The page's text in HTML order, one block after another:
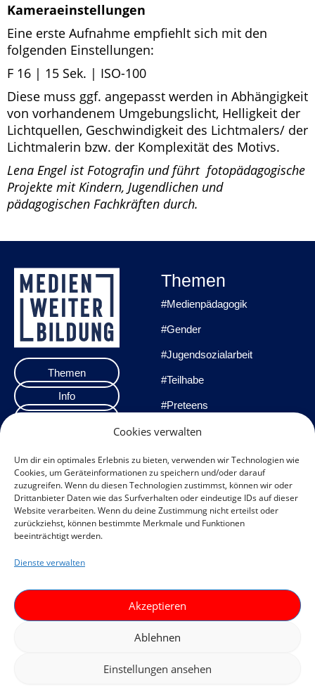
Cookies verwalten
Um dir ein optimales Erlebnis zu bieten, verwenden wir Technologien wie
Cookies, um Geräteinformationen zu speichern und/oder darauf
zuzugreifen. Wenn du diesen Technologien zustimmst, können wir oder
Drittanbieter Daten wie das Surfverhalten oder eindeutige IDs auf dieser
Website verarbeiten. Wenn du deine Zustimmung nicht erteilst oder
zurückziehst, können bestimmte Merkmale und Funktionen
beeinträchtigt werden.
Dienste verwalten
Akzeptieren
Ablehnen
Einstellungen ansehen
Kameraeinstellungen
Eine erste Aufnahme empfiehlt sich mit den
folgenden Einstellungen:
F 16 | 15 Sek. | ISO-100
Diese muss ggf. angepasst werden in Abhängigkeit
von vorhandenem Umgebungslicht, Helligkeit der
Lichtquellen, Geschwindigkeit des Lichtmalers/ der
Lichtmalerin bzw. der Komplexität des Motivs.
Lena Engel ist Fotografin und führt fotopädagogische
Projekte mit Kindern, Jugendlichen und
pädagogischen Fachkräften durch.
Themen
Info
Impressum
Datenschutzerklärung
Datenschutz
F
a
I
n
Themen
#Medienpädagogik
#Gender
#Jugendsozialarbeit
#Teilhabe
#Preteens
#Praxisprojekte
#Methoden